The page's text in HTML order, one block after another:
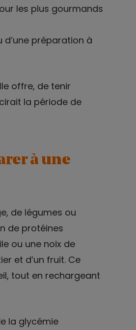
les plus gourmands
d’une préparation à
offre, de tenir
la période de
à une
de légumes ou
de protéines
ou une noix de
et d’un fruit. Ce
tout en rechargeant
la glycémie